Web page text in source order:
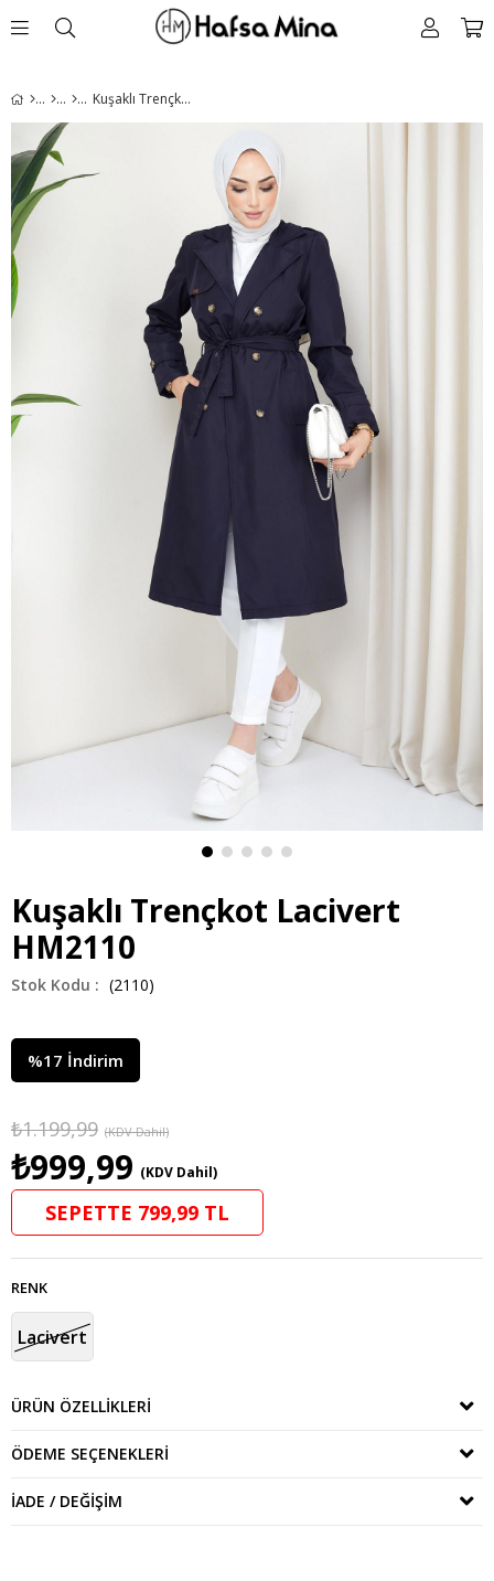
Kuşaklı Trençkot Lacivert HM2110
Kuşaklı Trençkot Lacivert
HM2110
(2110)
%17 İndirim
₺1.199,99 (KDV Dahil)
₺999,99 (KDV Dahil)
SEPETTE 799,99 TL
RENK
Lacivert
ÜRÜN ÖZELLIKLERI
ÖDEME SEÇENEKLERI
İADE / DEĞIŞIM